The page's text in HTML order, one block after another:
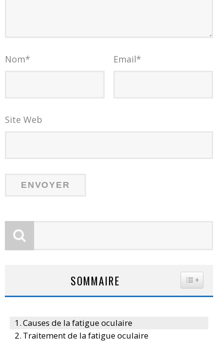
Nom* Email*
Site Web
SOMMAIRE
Causes de la fatigue oculaire
Traitement de la fatigue oculaire